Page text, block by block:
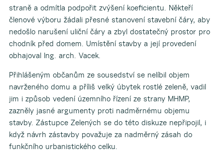
straně a odmítla podpořit zvýšení koeficientu. Někteří
členové výboru žádali přesné stanovení stavební čáry, aby
nedošlo narušení uliční čáry a zbyl dostatečný prostor pro
chodník před domem. Umístění stavby a její provedení
obhajoval Ing. arch. Vacek.
Přihlášeným občanům ze sousedství se nelíbil objem
navrženého domu a příliš velký úbytek rostlé zeleně, vadil
jim i způsob vedení územního řízení ze strany MHMP,
zazněly jasné argumenty proti nadměrnému objemu
stavby. Zástupce Zelených se do této diskuze nepřipojil, i
když návrh zástavby považuje za nadměrný zásah do
funkčního urbanistického celku.